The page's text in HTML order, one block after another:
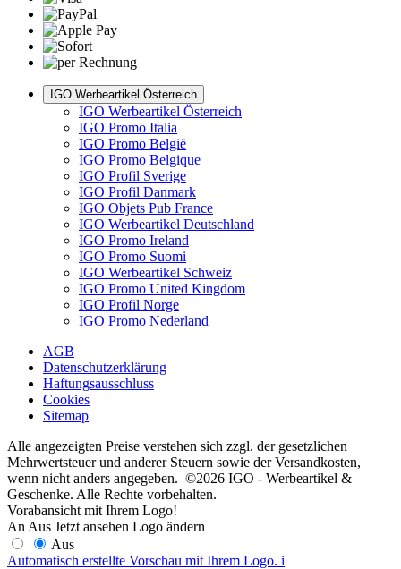
IGO Werbeartikel Österreich
IGO Werbeartikel Österreich
IGO Promo Italia
IGO Promo België
IGO Promo Belgique
IGO Profil Sverige
IGO Profil Danmark
IGO Objets Pub France
IGO Werbeartikel Deutschland
IGO Promo Ireland
IGO Promo Suomi
IGO Werbeartikel Schweiz
IGO Promo United Kingdom
IGO Profil Norge
IGO Promo Nederland
AGB
Datenschutzerklärung
Haftungsausschluss
Cookies
Sitemap
Alle angezeigten Preise verstehen sich zzgl. der gesetzlichen
Mehrwertsteuer und anderer Steuern sowie der Versandkosten,
wenn nicht anders angegeben. ©2026 IGO - Werbeartikel &
Geschenke. Alle Rechte vorbehalten.
Vorabansicht mit Ihrem Logo!
An Aus Jetzt ansehen Logo ändern
Aus
Automatisch erstellte Vorschau mit Ihrem Logo. i